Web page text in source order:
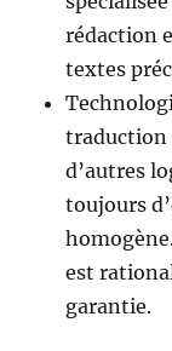
rédaction
textes
traduction
d’autres
toujours
est
garantie.